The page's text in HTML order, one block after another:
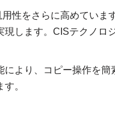
性をさらに高めていま
します。CISテクノロ
より、コピー操作を簡
。